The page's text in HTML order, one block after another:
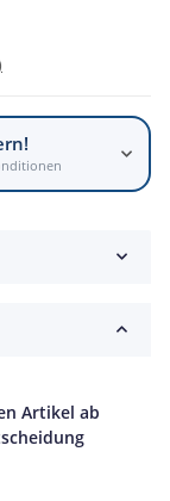
Artikel ab